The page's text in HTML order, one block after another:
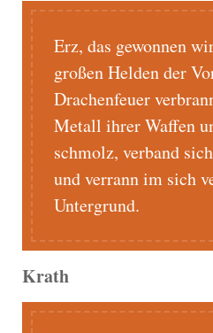
Erz, das gewonnen
großen Helden der
Drachenfeuer
Metall ihrer Waffen
schmolz, verband
und verrann im sich
Untergrund.
Krath